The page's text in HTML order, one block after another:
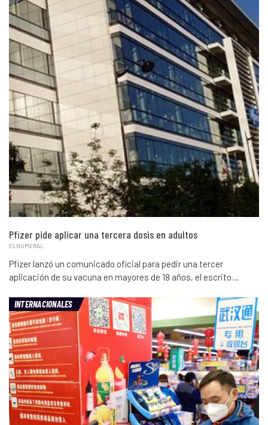
Pfizer pide aplicar una tercera dosis en adultos
ELNUMERAL
Pfizer lanzó un comunicado oficial para pedir una tercer
aplicación de su vacuna en mayores de 18 años, el escrito…
INTERNACIONALES